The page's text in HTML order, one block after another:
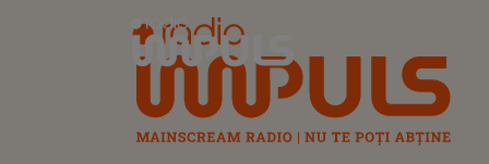
Radio Impuls